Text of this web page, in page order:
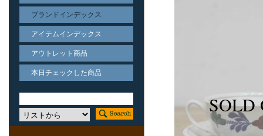
ブランドインデックス
アイテムインデックス
アウトレット商品
本日チェックした商品